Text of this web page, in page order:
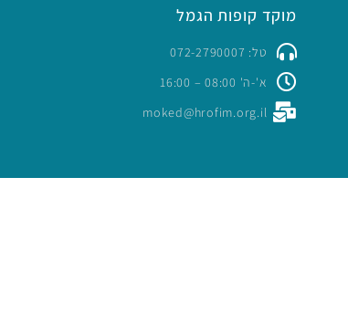
מוקד קופות הגמל
טל: 072-2790007
א'-ה' 08:00 – 16:00
moked@hrofim.org.il